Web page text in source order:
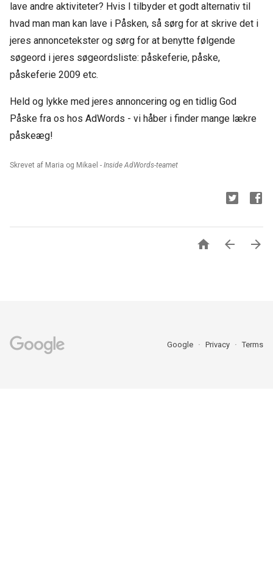
lave andre aktiviteter? Hvis I tilbyder et godt alternativ til
hvad man man kan lave i Påsken, så sørg for at skrive det i
jeres annoncetekster og sørg for at benytte følgende
søgeord i jeres søgeordsliste: påskeferie, påske,
påskeferie 2009 etc.
Held og lykke med jeres annoncering og en tidlig God
Påske fra os hos AdWords - vi håber i finder mange lækre
påskeæg!
Skrevet af Maria og Mikael - Inside AdWords-teamet
  
Google Privacy Terms